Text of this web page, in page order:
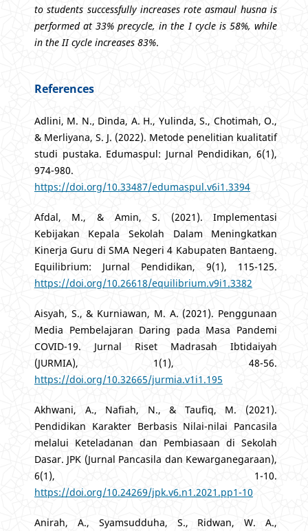
to students successfully increases rote asmaul husna is
performed at 33% precycle, in the I cycle is 58%, while
in the II cycle increases 83%.
References
Adlini, M. N., Dinda, A. H., Yulinda, S., Chotimah, O.,
& Merliyana, S. J. (2022). Metode penelitian kualitatif
studi pustaka. Edumaspul: Jurnal Pendidikan, 6(1),
974-980.
https://doi.org/10.33487/edumaspul.v6i1.3394
Afdal, M., & Amin, S. (2021). Implementasi
Kebijakan Kepala Sekolah Dalam Meningkatkan
Kinerja Guru di SMA Negeri 4 Kabupaten Bantaeng.
Equilibrium: Jurnal Pendidikan, 9(1), 115-125.
https://doi.org/10.26618/equilibrium.v9i1.3382
Aisyah, S., & Kurniawan, M. A. (2021). Penggunaan
Media Pembelajaran Daring pada Masa Pandemi
COVID-19. Jurnal Riset Madrasah Ibtidaiyah
(JURMIA), 1(1), 48-56.
https://doi.org/10.32665/jurmia.v1i1.195
Akhwani, A., Nafiah, N., & Taufiq, M. (2021).
Pendidikan Karakter Berbasis Nilai-nilai Pancasila
melalui Keteladanan dan Pembiasaan di Sekolah
Dasar. JPK (Jurnal Pancasila dan Kewarganegaraan),
6(1), 1-10.
https://doi.org/10.24269/jpk.v6.n1.2021.pp1-10
Anirah, A., Syamsudduha, S., Ridwan, W. A.,